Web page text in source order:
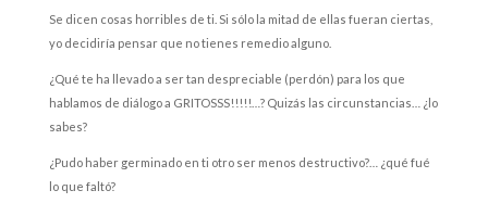
Se dicen cosas horribles de ti. Si sólo la mitad de ellas fueran ciertas,
yo decidiría pensar que no tienes remedio alguno.
¿Qué te ha llevado a ser tan despreciable (perdón) para los que
hablamos de diálogo a GRITOSSS!!!!!…? Quizás las circunstancias… ¿lo
sabes?
¿Pudo haber germinado en ti otro ser menos destructivo?… ¿qué fué
lo que faltó?